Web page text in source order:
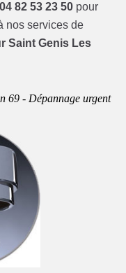
04 82 53 23 50 pour
nos services de
Saint Genis Les
69 - Dépannage urgent